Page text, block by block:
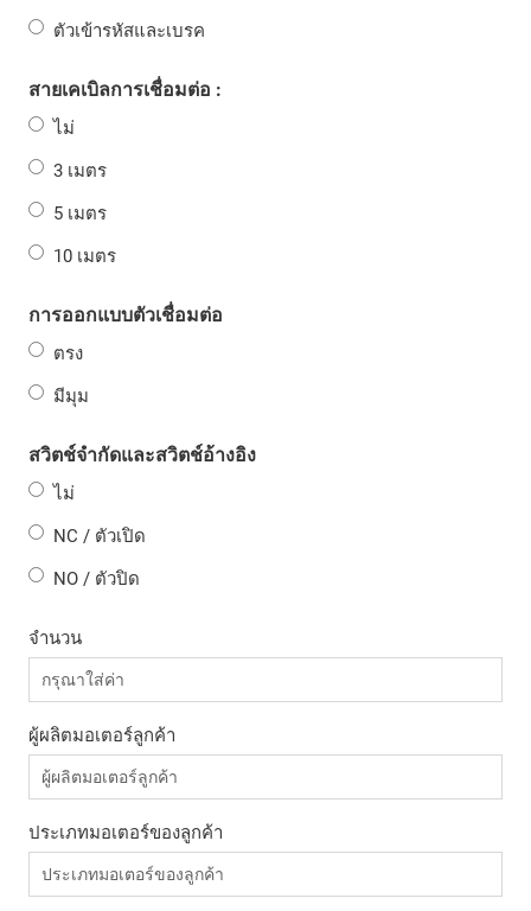
ตัวเข้ารหัสและเบรค
สายเคเบิลการเชื่อมต่อ :
ไม่
3 เมตร
5 เมตร
10 เมตร
การออกแบบตัวเชื่อมต่อ
ตรง
มีมุม
สวิตช์จำกัดและสวิตช์อ้างอิง
ไม่
NC / ตัวเปิด
NO / ตัวปิด
จำนวน
ผู้ผลิตมอเตอร์ลูกค้า
ประเภทมอเตอร์ของลูกค้า